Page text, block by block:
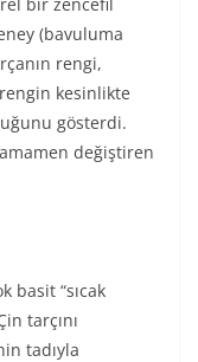
(bavuluma
rengi,
kesinlikte
gösterdi.
değiştiren
basit “sıcak
tarçını
tadıyla